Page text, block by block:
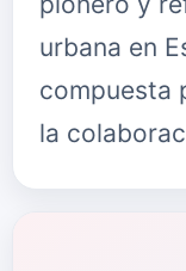
urbana en
compuesta
la